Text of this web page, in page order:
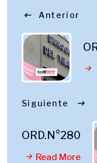
Anterior
Siguiente
ORD.N°280
Read More